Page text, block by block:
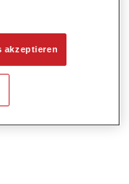
für Innenraum-,
akzeptieren